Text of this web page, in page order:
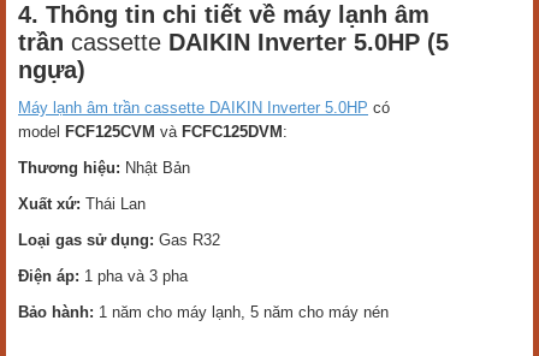
4. Thông tin chi tiết về máy lạnh âm
trần cassette DAIKIN Inverter 5.0HP (5
ngựa)
Máy lạnh âm trần cassette DAIKIN Inverter 5.0HP có
model FCF125CVM và FCFC125DVM :
Thương hiệu: Nhật Bản
Xuất xứ: Thái Lan
Loại gas sử dụng: Gas R32
Điện áp: 1 pha và 3 pha
Bảo hành: 1 năm cho máy lạnh, 5 năm cho máy nén